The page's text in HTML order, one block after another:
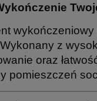
z
oraz
pomieszczeń